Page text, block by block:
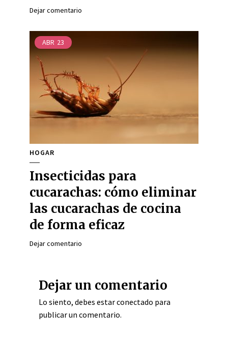
Dejar comentario
ABR 23
HOGAR
Insecticidas para
cucarachas: cómo eliminar
las cucarachas de cocina
de forma eficaz
Dejar comentario
Dejar un comentario
Lo siento, debes estarconectado para
publicar un comentario.